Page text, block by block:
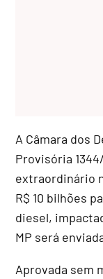
A Câmara dos
Provisória
extraordinário
R$ 10 bilhões
diesel,
MP será
Aprovada sem